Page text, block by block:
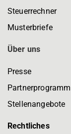
Steuerrechner
Musterbriefe
Über uns
Presse
Partnerprogramm
Stellenangebote
Rechtliches